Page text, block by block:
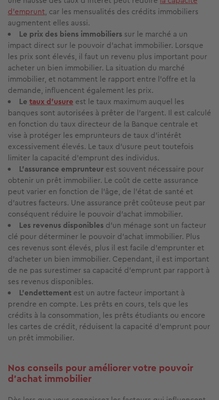
d’emprunt, car les mensualités des crédits immobiliers
augmentent elles aussi.
Le prix des biens immobiliers sur le marché a un
impact direct sur le pouvoir d’achat immobilier. Lorsque
les prix sont élevés, il faut un revenu plus important pour
acheter un bien immobilier. La situation du marché
immobilier, et notamment le rapport entre l’offre et la
demande, influencent également les prix.
Le taux d’usure est le taux maximum auquel les
banques sont autorisées à prêter de l’argent. Il est calculé
en fonction du taux directeur de la Banque centrale et
vise à protéger les emprunteurs de taux d’intérêt
excessivement élevés. Le taux d’usure peut toutefois
limiter la capacité d’emprunt des individus.
L’assurance emprunteur est souvent nécessaire pour
obtenir un prêt immobilier. Le coût de cette assurance
peut varier en fonction de l’âge, de l’état de santé et
d’autres facteurs. Une assurance prêt coûteuse peut par
conséquent réduire le pouvoir d’achat immobilier.
Les revenus disponibles d’un ménage sont un facteur
clé pour déterminer le pouvoir d’achat immobilier. Plus
ces revenus sont élevés, plus il est facile d’emprunter et
d’acheter un bien immobilier. Cependant, il est important
de ne pas surestimer sa capacité d’emprunt par rapport à
ses revenus disponibles.
L’endettement est un autre facteur important à
prendre en compte. Les prêts en cours, tels que les
crédits à la consommation, les prêts étudiants ou encore
les cartes de crédit, réduisent la capacité d’emprunt pour
un prêt immobilier.
Nos conseils pour améliorer votre pouvoir
d’achat immobilier